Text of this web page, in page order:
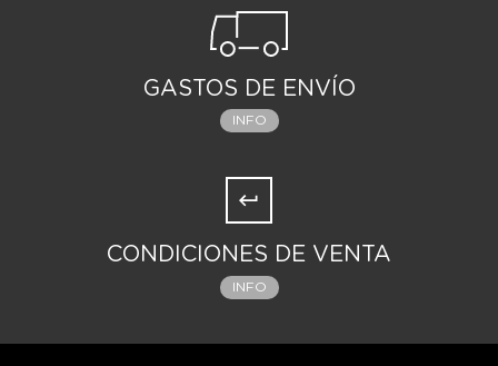
GASTOS DE ENVÍO
INFO
CONDICIONES DE VENTA
INFO